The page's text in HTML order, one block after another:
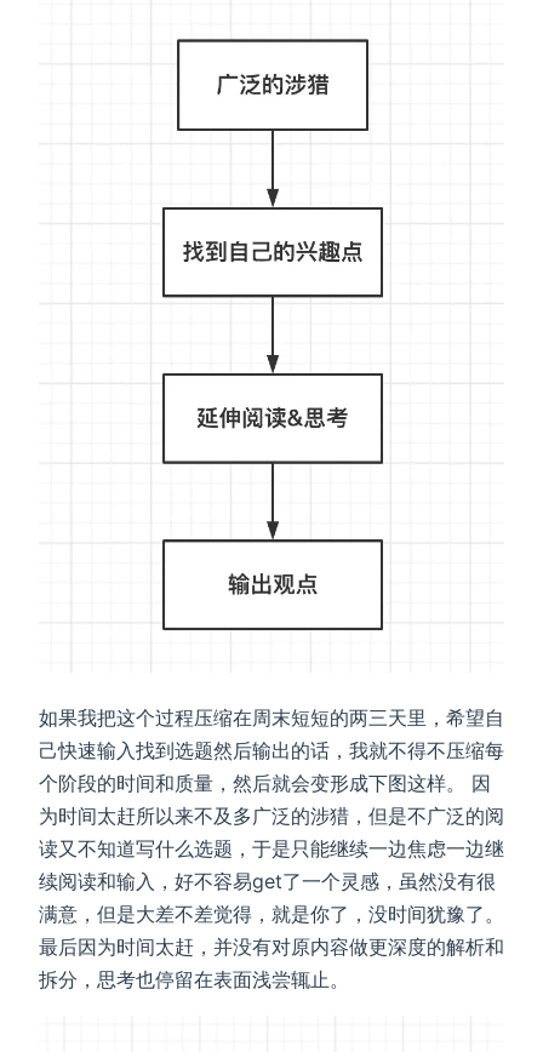
如果我把这个过程压缩在周末短短的两三天里，希望自
己快速输入找到选题然后输出的话，我就不得不压缩每
个阶段的时间和质量，然后就会变形成下图这样。 因
为时间太赶所以来不及多广泛的涉猎，但是不广泛的阅
读又不知道写什么选题，于是只能继续一边焦虑一边继
续阅读和输入，好不容易get了一个灵感，虽然没有很
满意，但是大差不差觉得，就是你了，没时间犹豫了。
最后因为时间太赶，并没有对原内容做更深度的解析和
拆分，思考也停留在表面浅尝辄止。